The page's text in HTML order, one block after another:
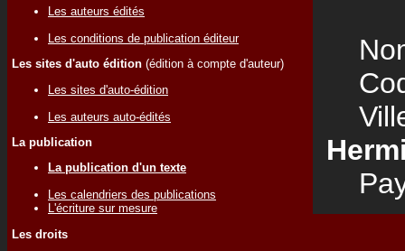
Les auteurs édités
Les conditions de publication éditeur
Les sites d'auto édition (édition à compte d'auteur)
Les sites d'auto-édition
Les auteurs auto-édités
La publication
La publication d'un texte
Les calendriers des publications
L'écriture sur mesure
Les droits